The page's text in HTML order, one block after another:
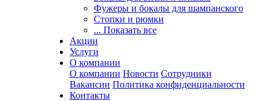
Фужеры и бокалы для шампанского
Стопки и рюмки
... Показать все
Акции
Услуги
О компании
О компании Новости Сотрудники
Вакансии Политика конфиденциальности
Контакты